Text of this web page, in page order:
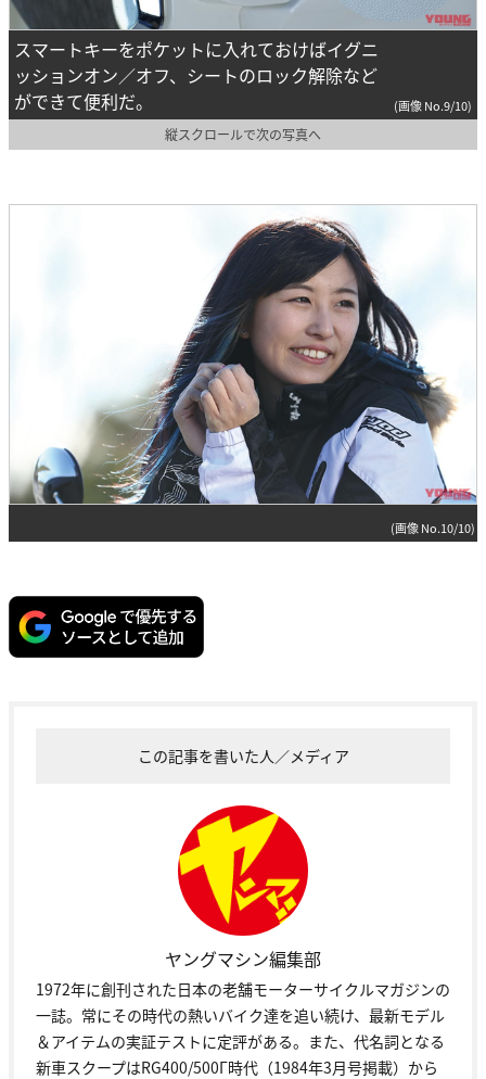
スマートキーをポケットに入れておけばイグニ
ッションオン／オフ、シートのロック解除など
ができて便利だ。
(画像 No.9/10)
縦スクロールで次の写真へ
(画像 No.10/10)
この記事を書いた人／メディア
ヤングマシン編集部
1972年に創刊された日本の老舗モーターサイクルマガジンの
一誌。常にその時代の熱いバイク達を追い続け、最新モデル
＆アイテムの実証テストに定評がある。また、代名詞となる
新車スクープはRG400/500Γ時代（1984年3月号掲載）から